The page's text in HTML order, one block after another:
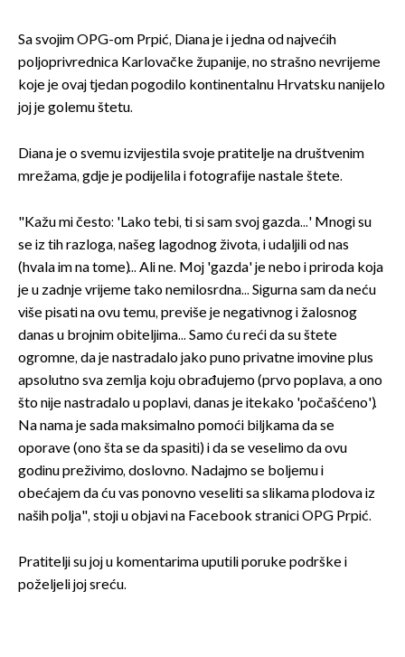
Sa svojim OPG-om Prpić, Diana je i jedna od najvećih
poljoprivrednica Karlovačke županije, no strašno nevrijeme
koje je ovaj tjedan pogodilo kontinentalnu Hrvatsku nanijelo
joj je golemu štetu.
Diana je o svemu izvijestila svoje pratitelje na društvenim
mrežama, gdje je podijelila i fotografije nastale štete.
"Kažu mi često: 'Lako tebi, ti si sam svoj gazda...' Mnogi su
se iz tih razloga, našeg lagodnog života, i udaljili od nas
(hvala im na tome)... Ali ne. Moj 'gazda' je nebo i priroda koja
je u zadnje vrijeme tako nemilosrdna... Sigurna sam da neću
više pisati na ovu temu, previše je negativnog i žalosnog
danas u brojnim obiteljima... Samo ću reći da su štete
ogromne, da je nastradalo jako puno privatne imovine plus
apsolutno sva zemlja koju obrađujemo (prvo poplava, a ono
što nije nastradalo u poplavi, danas je itekako 'počašćeno').
Na nama je sada maksimalno pomoći biljkama da se
oporave (ono šta se da spasiti) i da se veselimo da ovu
godinu preživimo, doslovno. Nadajmo se boljemu i
obećajem da ću vas ponovno veseliti sa slikama plodova iz
naših polja", stoji u objavi na Facebook stranici OPG Prpić.
Pratitelji su joj u komentarima uputili poruke podrške i
poželjeli joj sreću.